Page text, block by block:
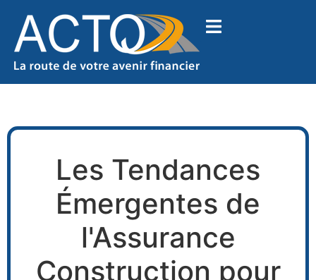
Les Tendances
Émergentes de
l'Assurance
Construction pour